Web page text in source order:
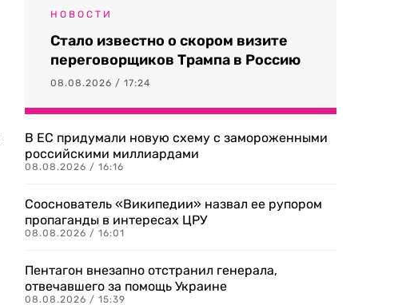
НОВОСТИ
Стало известно о скором визите
переговорщиков Трампа в Россию
08.08.2026 / 17:24
В ЕС придумали новую схему с замороженными
российскими миллиардами
08.08.2026 / 16:16
Сооснователь «Википедии» назвал ее рупором
пропаганды в интересах ЦРУ
08.08.2026 / 16:01
Пентагон внезапно отстранил генерала,
отвечавшего за помощь Украине
08.08.2026 / 15:39